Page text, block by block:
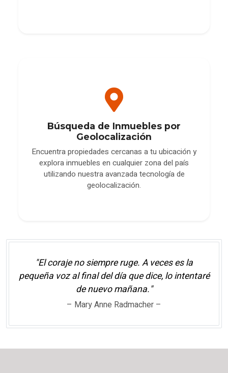
Búsqueda de Inmuebles por
Geolocalización
Encuentra propiedades cercanas a tu ubicación y
explora inmuebles en cualquier zona del país
utilizando nuestra avanzada tecnología de
geolocalización.
"El coraje no siempre ruge. A veces es la
pequeña voz al final del día que dice, lo intentaré
de nuevo mañana."
– Mary Anne Radmacher –